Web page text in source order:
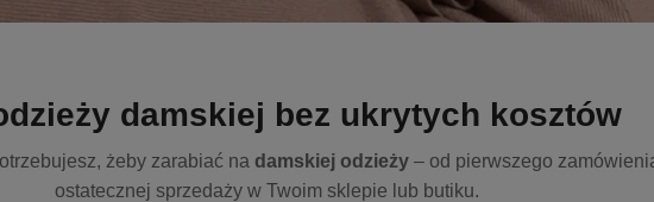
damskiej bez ukrytych kosztów
żeby zarabiać na damskiej odzieży – od pierwszego
ostatecznej sprzedaży w Twoim sklepie lub butiku.